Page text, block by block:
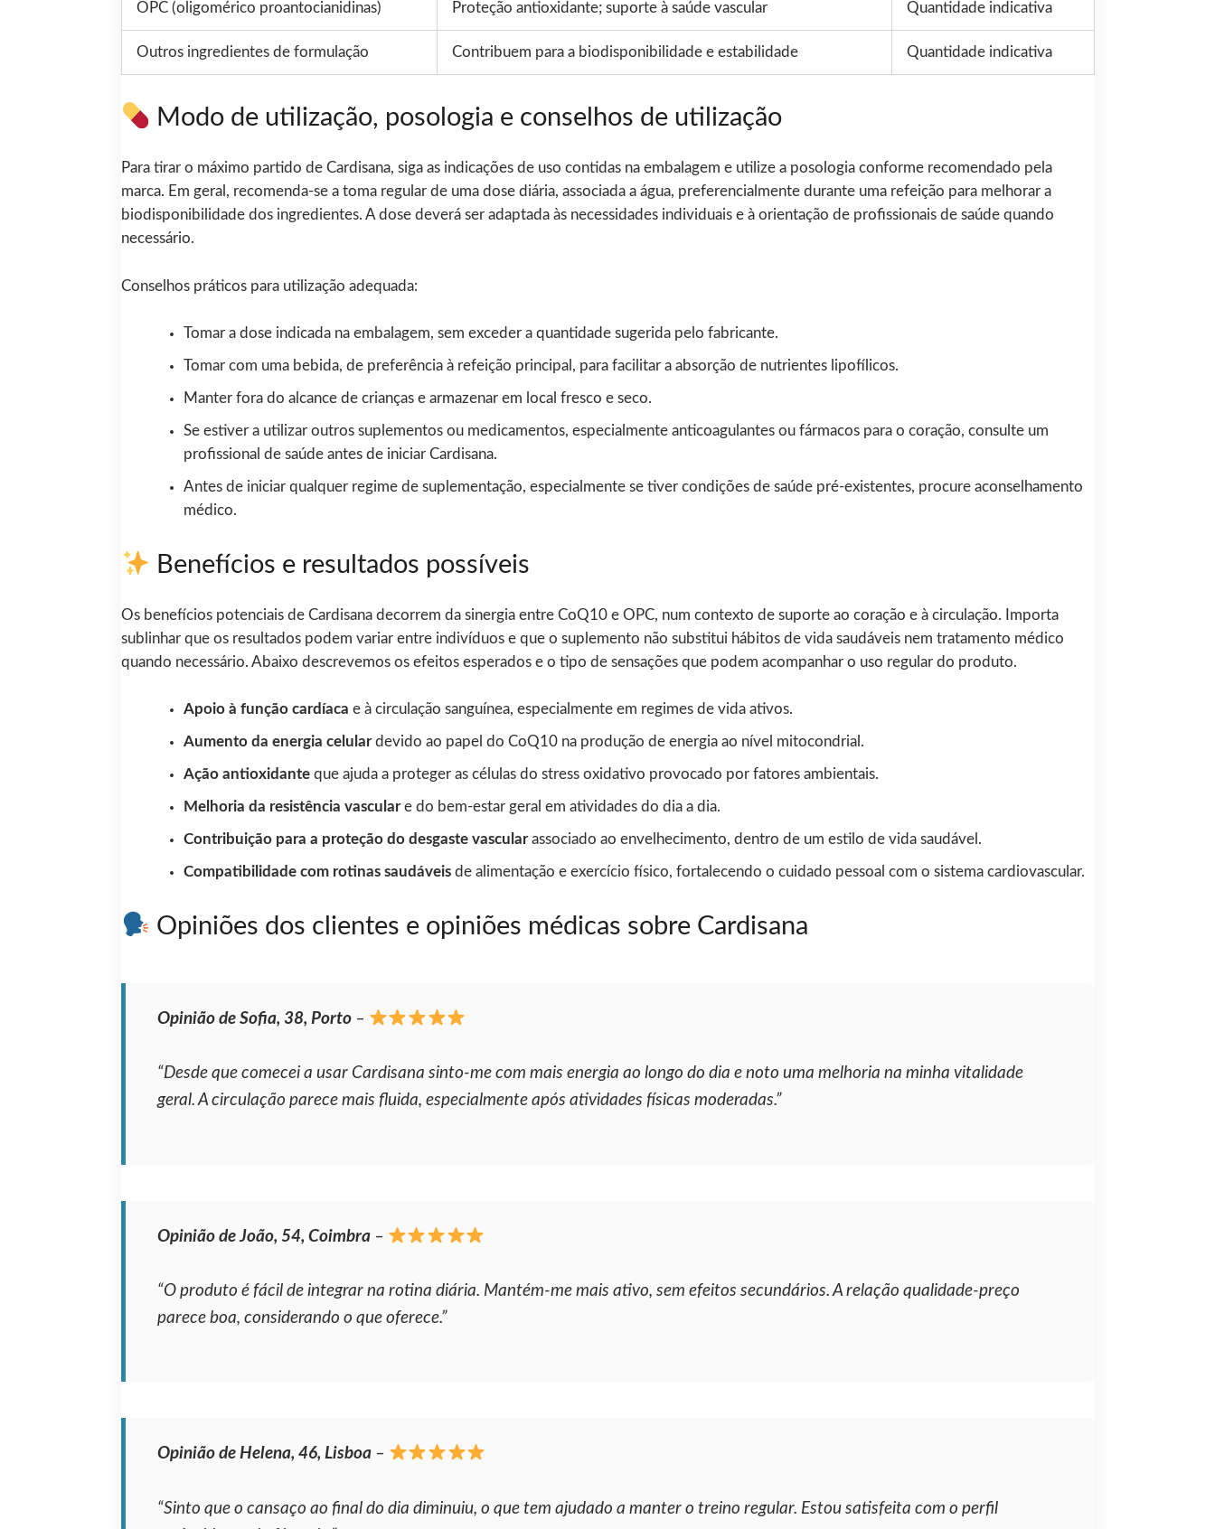
OPC (oligomérico proantocianidinas) Proteção antioxidante; suporte à saúde vascular Quantidade indicativa
Outros ingredientes de formulação Contribuem para a biodisponibilidade e estabilidade Quantidade indicativa
Modo de utilização, posologia e conselhos de utilização
Para tirar o máximo partido de Cardisana, siga as indicações de uso contidas na embalagem e utilize a posologia conforme recomendado pela
marca. Em geral, recomenda-se a toma regular de uma dose diária, associada a água, preferencialmente durante uma refeição para melhorar a
biodisponibilidade dos ingredientes. A dose deverá ser adaptada às necessidades individuais e à orientação de profissionais de saúde quando
necessário.
Conselhos práticos para utilização adequada:
Tomar a dose indicada na embalagem, sem exceder a quantidade sugerida pelo fabricante.
Tomar com uma bebida, de preferência à refeição principal, para facilitar a absorção de nutrientes lipofílicos.
Manter fora do alcance de crianças e armazenar em local fresco e seco.
Se estiver a utilizar outros suplementos ou medicamentos, especialmente anticoagulantes ou fármacos para o coração, consulte um
profissional de saúde antes de iniciar Cardisana.
Antes de iniciar qualquer regime de suplementação, especialmente se tiver condições de saúde pré-existentes, procure aconselhamento
médico.
Benefícios e resultados possíveis
Os benefícios potenciais de Cardisana decorrem da sinergia entre CoQ10 e OPC, num contexto de suporte ao coração e à circulação. Importa
sublinhar que os resultados podem variar entre indivíduos e que o suplemento não substitui hábitos de vida saudáveis nem tratamento médico
quando necessário. Abaixo descrevemos os efeitos esperados e o tipo de sensações que podem acompanhar o uso regular do produto.
Apoio à função cardíaca e à circulação sanguínea, especialmente em regimes de vida ativos.
Aumento da energia celulardevido ao papel do CoQ10 na produção de energia ao nível mitocondrial.
Ação antioxidante que ajuda a proteger as células do stress oxidativo provocado por fatores ambientais.
Melhoria da resistência vasculare do bem-estar geral em atividades do dia a dia.
Contribuição para a proteção do desgaste vascularassociado ao envelhecimento, dentro de um estilo de vida saudável.
Compatibilidade com rotinas saudáveis de alimentação e exercício físico, fortalecendo o cuidado pessoal com o sistema cardiovascular.
Opiniões dos clientes e opiniões médicas sobre Cardisana
Opinião de Sofia, 38, Porto–
“Desde que comecei a usar Cardisana sinto-me com mais energia ao longo do dia e noto uma melhoria na minha vitalidade
geral. A circulação parece mais fluida, especialmente após atividades físicas moderadas.”
Opinião de João, 54, Coimbra–
“O produto é fácil de integrar na rotina diária. Mantém-me mais ativo, sem efeitos secundários. A relação qualidade-preço
parece boa, considerando o que oferece.”
Opinião de Helena, 46, Lisboa–
“Sinto que o cansaço ao final do dia diminuiu, o que tem ajudado a manter o treino regular. Estou satisfeita com o perfil